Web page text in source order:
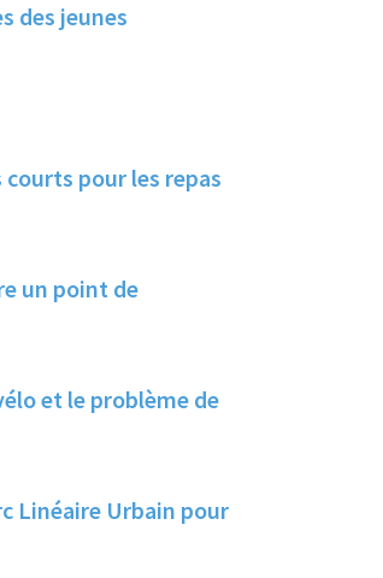
des jeunes
pour les repas
un point de
et le problème de
Linéaire Urbain pour